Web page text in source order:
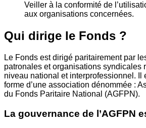
Veiller à la conformité de
aux organisations concernées.
Qui dirige le Fonds ?
Le Fonds est dirigé paritairement par
patronales et organisations syndicales
niveau national et interprofessionnel. Il
forme d’une association dénommée :
du Fonds Paritaire National (AGFPN).
La gouvernance de l’AGFPN